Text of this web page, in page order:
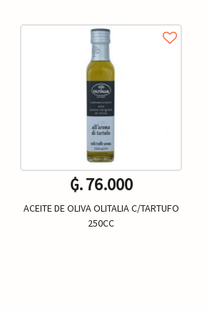
₲. 76.000
ACEITE DE OLIVA OLITALIA C/TARTUFO
250CC